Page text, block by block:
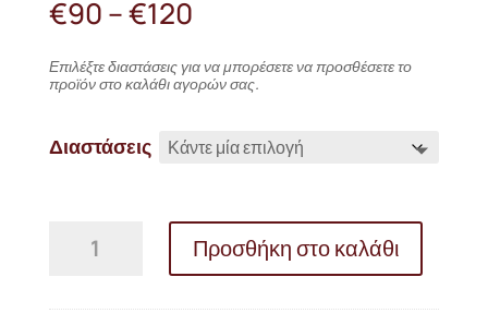
€90–€120Price
€90
through
Επιλέξτε διαστάσεις για να μπορέσετε να προσθέσετε το
προϊόν στο καλάθι αγορών σας.
Διαστάσεις
μαντήλι
SILK
Προσθήκη στο καλάθι